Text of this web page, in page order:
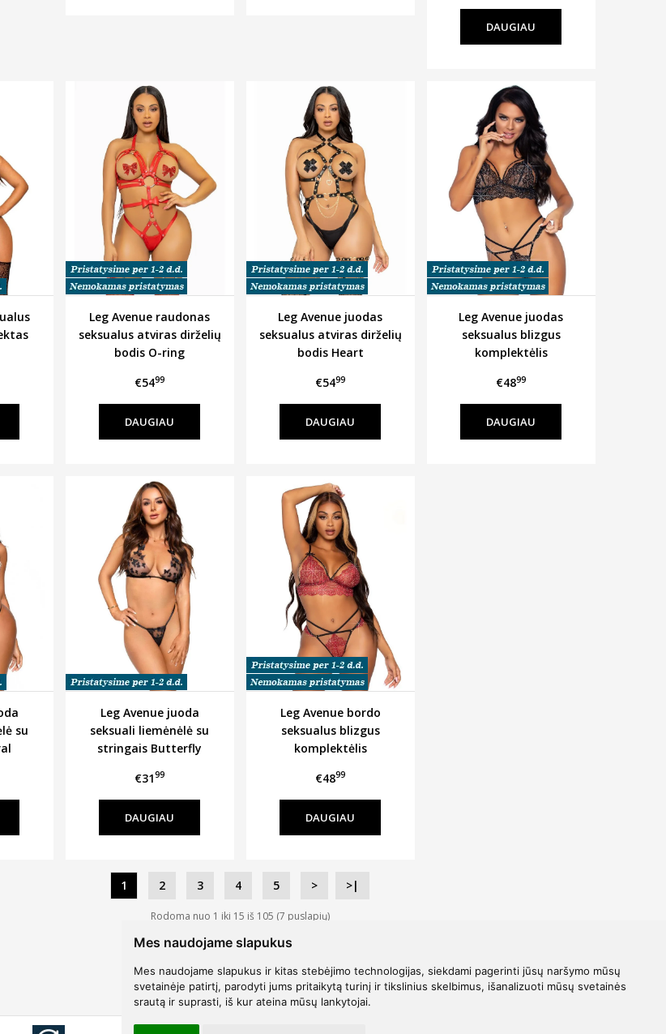
Mes naudojame slapukus
Mes naudojame slapukus ir kitas stebėjimo technologijas, siekdami pagerinti jūsų naršymo mūsų
svetainėje patirtį, parodyti jums pritaikytą turinį ir tikslinius skelbimus, išanalizuoti mūsų svetainės
srautą ir suprasti, iš kur ateina mūsų lankytojai.
DAUGIAU
Leg Avenue raudonas
seksualus atviras dirželių
bodis O-ring
€5499
DAUGIAU
Leg Avenue juodas
seksualus atviras dirželių
bodis Heart
€5499
DAUGIAU
Leg Avenue juodas
seksualus blizgus
komplektėlis
€4899
DAUGIAU
su
Leg Avenue juoda
seksuali liemėnėlė su
stringais Butterfly
€3199
DAUGIAU
Leg Avenue bordo
seksualus blizgus
komplektėlis
€4899
DAUGIAU
1 2 3 4 5 > >|
Rodoma nuo 1 iki 15 iš 105 (7 puslapių)